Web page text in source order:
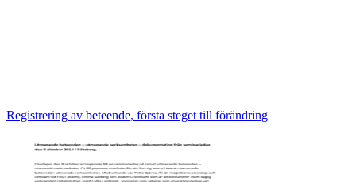
Registrering av beteende, första steget till förändring